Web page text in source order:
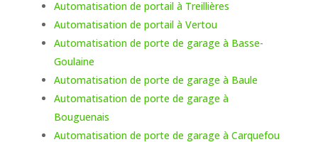
Automatisation de portail à Treillières
Automatisation de portail à Vertou
Automatisation de porte de garage à Basse-
Goulaine
Automatisation de porte de garage à Baule
Automatisation de porte de garage à
Bouguenais
Automatisation de porte de garage à Carquefou